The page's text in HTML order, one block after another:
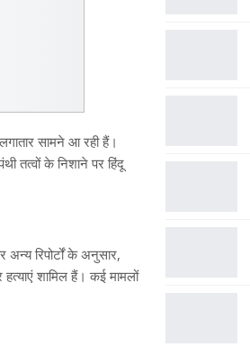
सामने आ रही हैं।
तत्वों के निशाने पर हिंदू
रिपोर्टों के अनुसार,
शामिल हैं। कई मामलों